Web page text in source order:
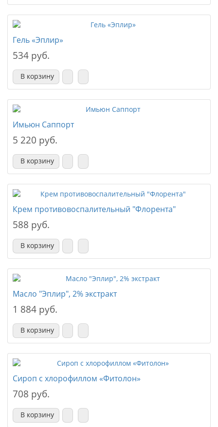
Гель «Эплир»
534 руб.
В корзину
Имьюн Саппорт
5 220 руб.
В корзину
Крем противовоспалительный "Флорента"
588 руб.
В корзину
Масло "Эплир", 2% экстракт
1 884 руб.
В корзину
Сироп с хлорофиллом «Фитолон»
708 руб.
В корзину